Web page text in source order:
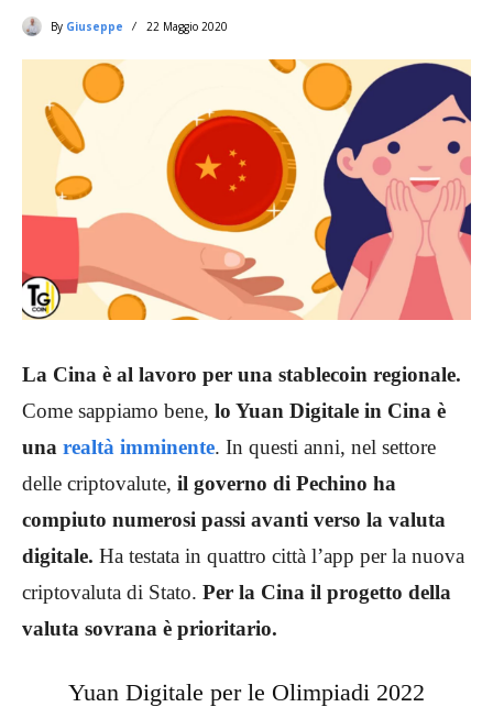
By Giuseppe 22 Maggio 2020
La Cina è al lavoro per una stablecoin regionale.
Come sappiamo bene, lo Yuan Digitale in Cina è
una realtà imminente. In questi anni, nel settore
delle criptovalute, il governo di Pechino ha
compiuto numerosi passi avanti verso la valuta
digitale. Ha testata in quattro città l’app per la nuova
criptovaluta di Stato. Per la Cina il progetto della
valuta sovrana è prioritario.
Yuan Digitale per le Olimpiadi 2022